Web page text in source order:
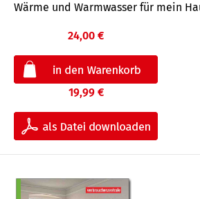
Wärme und Warmwasser für mein
24,00 €
19,99 €